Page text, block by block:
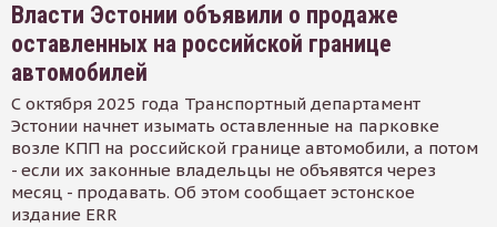
Власти Эстонии объявили о продаже
оставленных на российской границе
автомобилей
С октября 2025 года Транспортный департамент
Эстонии начнет изымать оставленные на парковке
возле КПП на российской границе автомобили, а потом
- если их законные владельцы не объявятся через
месяц - продавать. Об этом сообщает эстонское
издание ERR